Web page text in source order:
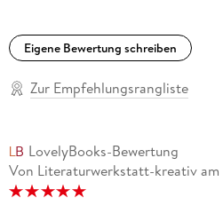
Eigene Bewertung schreiben
Zur Empfehlungsrangliste
LovelyBooks-Bewertung
Von Literaturwerkstatt-kreativ am